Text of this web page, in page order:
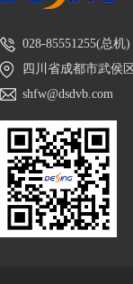
028-85551255(总机)
四川省成都市武侯
shfw@dsdvb.com